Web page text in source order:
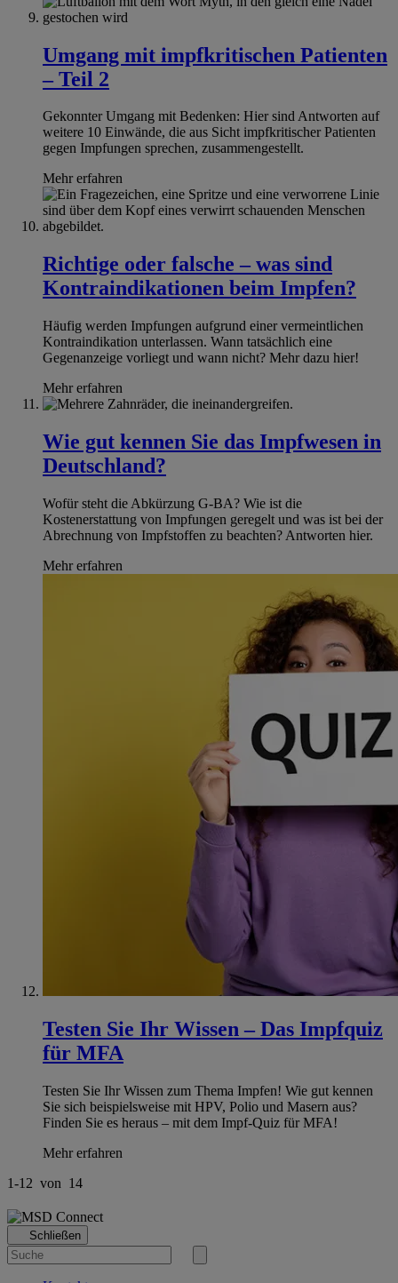
Umgang mit impfkritischen Patienten
– Teil 2
Gekonnter Umgang mit Bedenken: Hier sind Antworten auf
weitere 10 Einwände, die aus Sicht impfkritischer Patienten
gegen Impfungen sprechen, zusammengestellt.
Mehr erfahren
Richtige oder falsche – was sind
Kontraindikationen beim Impfen?
Häufig werden Impfungen aufgrund einer vermeintlichen
Kontraindikation unterlassen. Wann tatsächlich eine
Gegenanzeige vorliegt und wann nicht? Mehr dazu hier!
Mehr erfahren
Wie gut kennen Sie das Impfwesen in
Deutschland?
Wofür steht die Abkürzung G-BA? Wie ist die
Kostenerstattung von Impfungen geregelt und was ist bei der
Abrechnung von Impfstoffen zu beachten? Antworten hier.
Mehr erfahren
Testen Sie Ihr Wissen – Das Impfquiz
für MFA
Testen Sie Ihr Wissen zum Thema Impfen! Wie gut kennen
Sie sich beispielsweise mit HPV, Polio und Masern aus?
Finden Sie es heraus – mit dem Impf-Quiz für MFA!
Mehr erfahren
1-12 von 14
Schließen
Suche
nach
Suche